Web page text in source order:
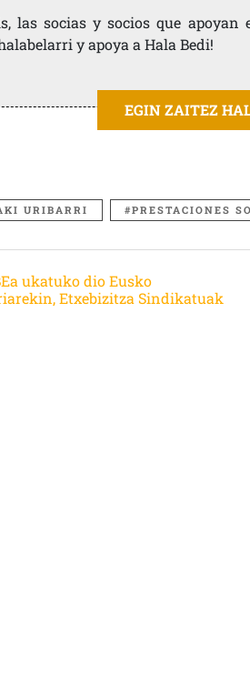
las socias y socios que apoyan
y apoya a Hala Bedi!
EGIN ZAITEZ
URIBARRI PRESTACIONES
ukatuko dio Eusko
Etxebizitza Sindikatuak